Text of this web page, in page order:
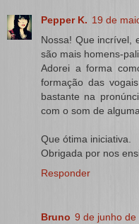
Pepper K. 19 de
Nossa! Que incrível,
são mais homens-
Adorei a forma
formação das
bastante na
com o som de
Que ótima iniciativa.
Obrigada por nos
Responder
Bruno 9 de junho